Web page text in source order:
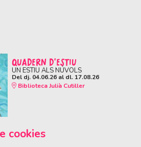
QUADERN D'ESTIU
UN ESTIU ALS NÚVOLS
Del dj. 04.06.26al dl. 17.08.26
Biblioteca Julià Cutiller
cookies